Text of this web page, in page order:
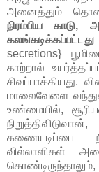
அனைத்தும்
நிரம்பிய காடு,
secretions}
காற்றால்
சிவப்பாக்கியது.
மாலைவேளை
உண்மையில்,
கணையடிப்பை
வில்லாளிகள்